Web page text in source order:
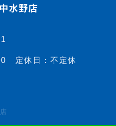
水野店
定休日：不定休